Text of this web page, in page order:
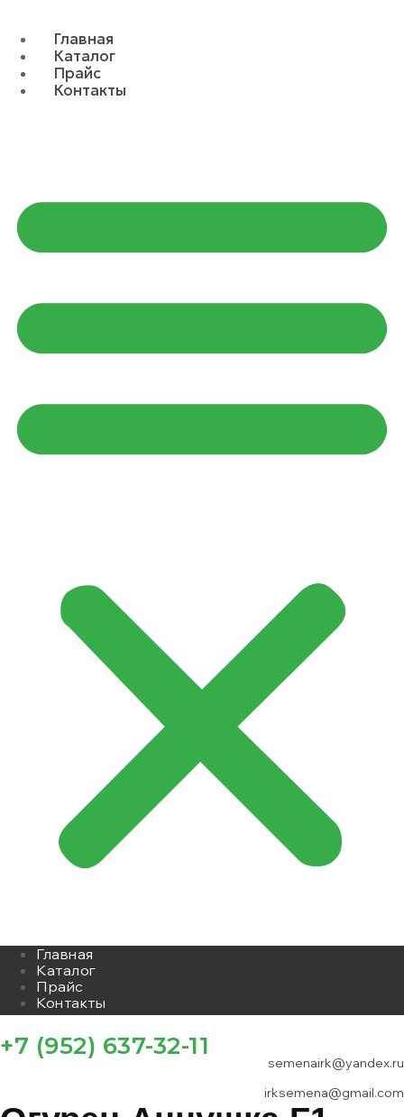
Главная
Каталог
Прайс
Контакты
Главная
Каталог
Прайс
Контакты
+7 (952) 637-32-11
semenairk@yandex.ru
irksemena@gmail.com